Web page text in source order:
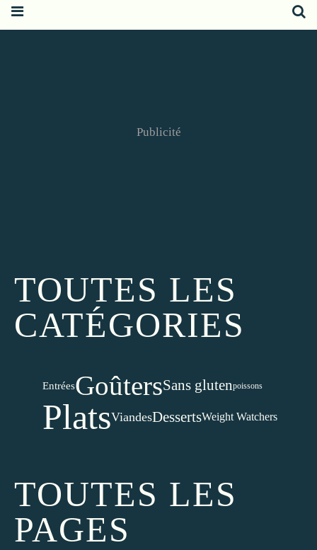
Publicité
TOUTES LES
CATÉGORIES
EntréesGoûtersSans glutenpoissons
PlatsViandesDessertsWeight Watchers
TOUTES LES
PAGES